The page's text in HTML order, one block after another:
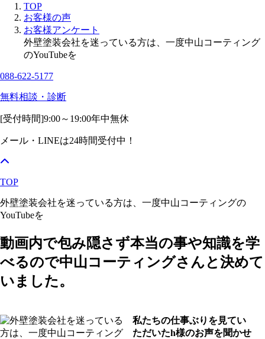
TOP
お客様の声
お客様アンケート
外壁塗装会社を迷っている方は、一度中山コーティング
のYouTubeを
088-622-5177
無料相談・診断
[受付時間]9:00～19:00年中無休
メール・LINEは24時間受付中！
TOP
外壁塗装会社を迷っている方は、一度中山コーティングの
YouTubeを
動画内で包み隠さず本当の事や知識を学
べるので中山コーティングさんと決めて
いました。
私たちの仕事ぶりを見てい
ただいたh様のお声を聞かせ